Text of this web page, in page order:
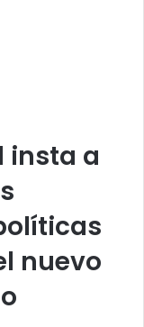
insta a
nuevo